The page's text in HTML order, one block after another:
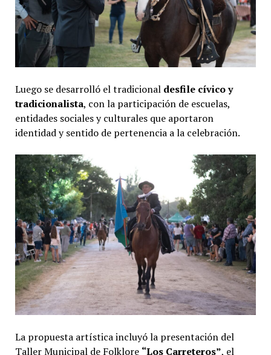
Luego se desarrolló el tradicional desfile cívico y
tradicionalista, con la participación de escuelas,
entidades sociales y culturales que aportaron
identidad y sentido de pertenencia a la celebración.
La propuesta artística incluyó la presentación del
Taller Municipal de Folklore “Los Carreteros”, el